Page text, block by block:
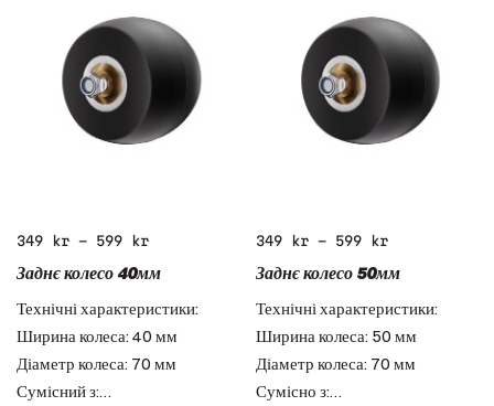
349 kr – 599 kr
Заднє колесо 40мм
Технічні характеристики:
Ширина колеса: 40 мм
Діаметр колеса: 70 мм
Сумісний з:…
349 kr– 599 kr
Заднє колесо 50мм
Технічні характеристики:
Ширина колеса: 50 мм
Діаметр колеса: 70 мм
Сумісно з:…